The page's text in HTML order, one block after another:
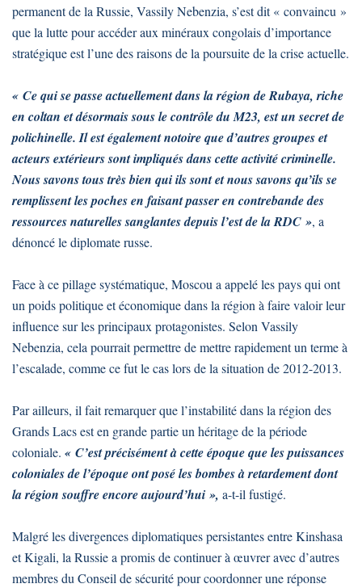
permanent de la Russie, Vassily Nebenzia, s’est dit « convaincu »
que la lutte pour accéder aux minéraux congolais d’importance
stratégique est l’une des raisons de la poursuite de la crise actuelle.
« Ce qui se passe actuellement dans la région de Rubaya, riche
en coltan et désormais sous le contrôle du M23, est un secret de
polichinelle. Il est également notoire que d’autres groupes et
acteurs extérieurs sont impliqués dans cette activité criminelle.
Nous savons tous très bien qui ils sont et nous savons qu’ils se
remplissent les poches en faisant passer en contrebande des
ressources naturelles sanglantes depuis l’est de la RDC », a
dénoncé le diplomate russe.
Face à ce pillage systématique, Moscou a appelé les pays qui ont
un poids politique et économique dans la région à faire valoir leur
influence sur les principaux protagonistes. Selon Vassily
Nebenzia, cela pourrait permettre de mettre rapidement un terme à
l’escalade, comme ce fut le cas lors de la situation de 2012-2013.
Par ailleurs, il fait remarquer que l’instabilité dans la région des
Grands Lacs est en grande partie un héritage de la période
coloniale. « C’est précisément à cette époque que les puissances
coloniales de l’époque ont posé les bombes à retardement dont
la région souffre encore aujourd’hui », a-t-il fustigé.
Malgré les divergences diplomatiques persistantes entre Kinshasa
et Kigali, la Russie a promis de continuer à œuvrer avec d’autres
membres du Conseil de sécurité pour coordonner une réponse